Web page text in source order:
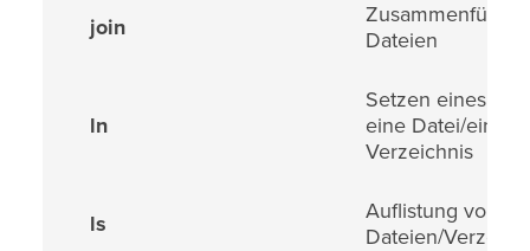
join
Dateien
ln
Setzen eines
eine Datei/ein
Verzeichnis
ls
Auflistung von
Dateien/